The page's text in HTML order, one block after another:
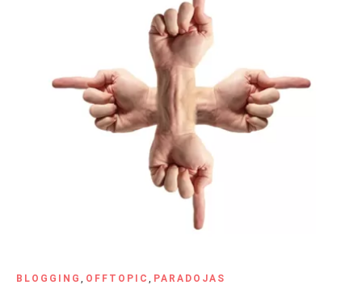
BLOGGING , OFFTOPIC , PARADOJAS